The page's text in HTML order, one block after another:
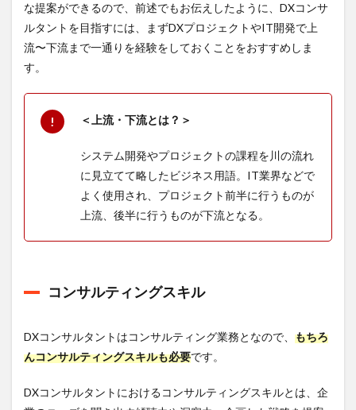
な提案ができるので、前述でもお伝えしたように、DXコンサ
ルタントを目指すには、まずDXプロジェクトやIT開発で上
流〜下流まで一通りを経験をしておくことをおすすめしま
す。
＜上流・下流とは？＞
システム開発やプロジェクトの課程を川の流れ
に見立てて略したビジネス用語。IT業界などで
よく使用され、プロジェクト前半に行うものが
上流、後半に行うものが下流となる。
コンサルティングスキル
DXコンサルタントはコンサルティング業務となので、 もちろ
んコンサルティングスキルも必要です。
DXコンサルタントにおけるコンサルティングスキルとは、企